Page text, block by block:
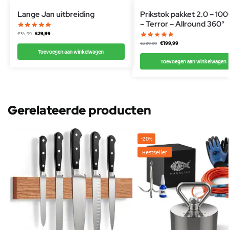
Lange Jan uitbreiding
€34,99 €29,99
Toevoegen aan winkelwagen
Prikstok pakket 2.0 –
– Terror – Allround 360°
€239,99 €199,99
Toevoegen aan winkelwagen
Gerelateerde producten
-20%
Bestseller